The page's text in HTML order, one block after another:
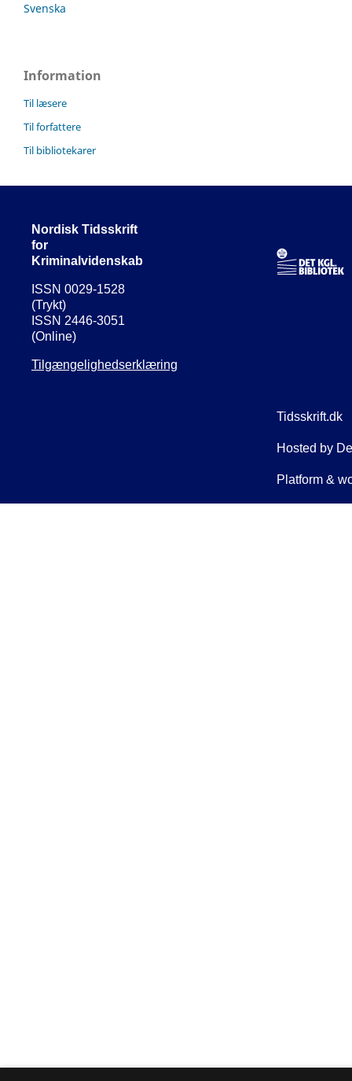
Svenska
Information
Til læsere
Til forfattere
Til bibliotekarer
Nordisk Tidsskrift
for
Kriminalvidenskab
ISSN 0029-1528
(Trykt)
ISSN 2446-3051
(Online)
Tilgængelighedserklæring